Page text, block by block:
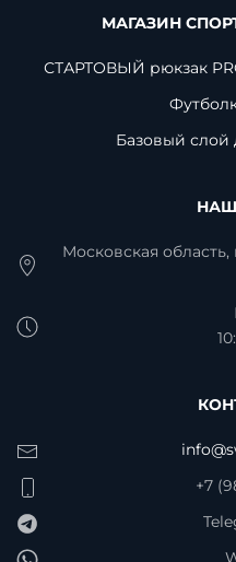
МАГАЗИН
СТАРТОВЫЙ рюкзак
Базовый слой
Московская область,
+7